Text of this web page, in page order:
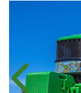
Anterior